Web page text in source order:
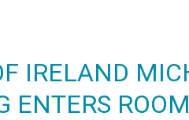
IRELAND
ENTERS